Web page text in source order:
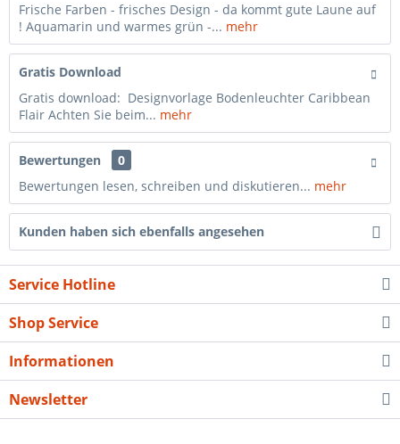
Frische Farben - frisches Design - da kommt gute Laune auf
! Aquamarin und warmes grün -... mehr
Gratis Download
Gratis download: Designvorlage Bodenleuchter Caribbean
Flair Achten Sie beim... mehr
Bewertungen
0
Bewertungen lesen, schreiben und diskutieren... mehr
Kunden haben sich ebenfalls angesehen
Service Hotline
Shop Service
Informationen
Newsletter